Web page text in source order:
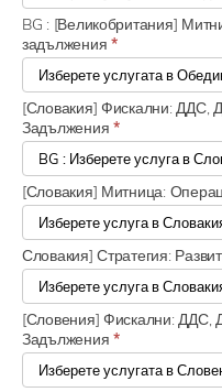
BG : [Великобритания]
задължения*
[Словакия] Фискални: ДДС,
Задължения*
[Словакия] Митница:
Словакия] Стратегия:
[Словения] Фискални: ДДС,
Задължения*